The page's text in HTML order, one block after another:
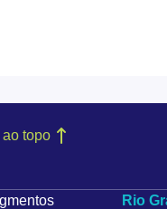
ao topo
Rio